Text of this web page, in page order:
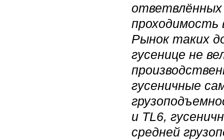
ответвлённых
проходимость
Рынок таких
гусенице не
гусеничные
и TL6,
средней